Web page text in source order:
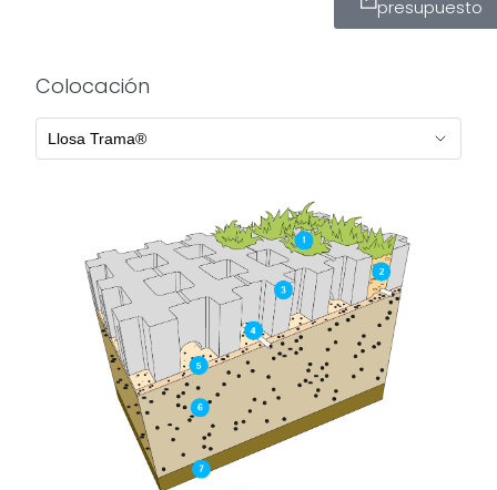
estabilidad
césped de 8 ×
8 cm.
Para optimizar
el consumo
de agua, la
opción más
recomendable
es un riego
por goteo
losa está
presupuesto
Colocación